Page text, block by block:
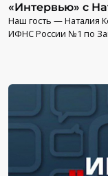
«Интервью» с
Наш гость — Наталия
ИФНС России №1 по